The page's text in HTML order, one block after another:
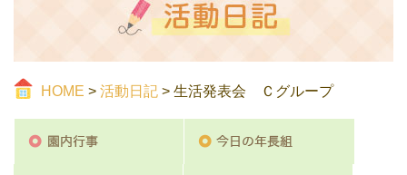
HOME > 活動日記 > 生活発表会 Ｃグループ